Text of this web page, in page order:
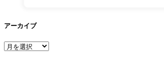
アーカイブ
ア